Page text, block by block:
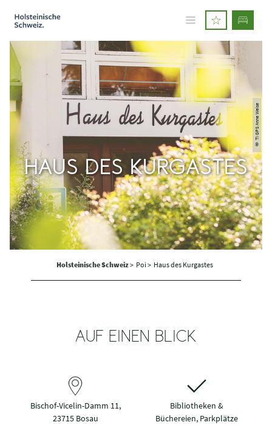
© TI GPS Anne Weise
HAUS DES KURGASTES
Holsteinische Schweiz> Poi > Haus des Kurgastes
AUF EINEN BLICK
Bischof-Vicelin-Damm 11,
23715 Bosau
Bibliotheken &
Büchereien, Parkplätze